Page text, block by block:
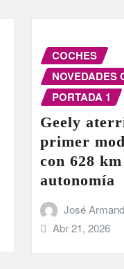
COCHES
NOVEDADES
PORTADA 1
Geely
primer
con 628
autonomía
José
Abr 21, 2026